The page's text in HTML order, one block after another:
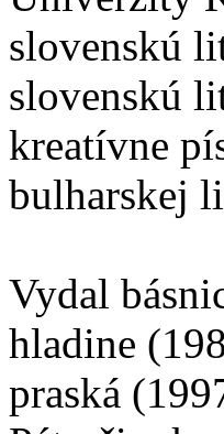
slovenskú
slovenskú
kreatívne
bulharskej
Vydal
hladine
praská